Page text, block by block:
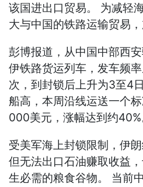
该国进出口贸易。 为减轻
大与中国的铁路运输贸易，
彭博报道，从中国中部西
伊铁路货运列车，发车频
次，到封锁后上升为3至4
船高，本周沿线运送一个
000美元，涨幅达到约40%
受美军海上封锁限制，伊
但无法出口石油赚取收益
生必需的粮食谷物。 当前